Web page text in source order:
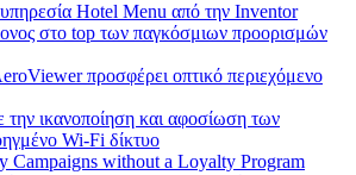
Hotel Menu από την Inventor
στο top των παγκόσμιων προορισμών
προσφέρει οπτικό περιεχόμενο
την ικανοποίηση και αφοσίωση των
Wi-Fi δίκτυο
Campaigns without a Loyalty Program